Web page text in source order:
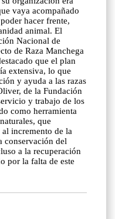
vaya acompañado
hacer frente,
animal. El
Nacional de
de Raza Manchega
que el plan
extensiva, lo que
y ayuda a las razas
de la Fundación
y trabajo de los
como herramienta
que
incremento de la
conservación del
a la recuperación
por la falta de este